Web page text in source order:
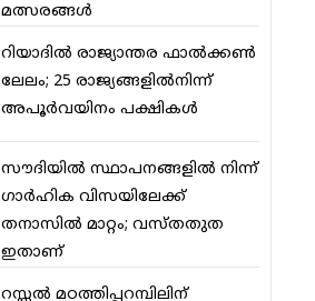
മത്സരങ്ങള്‍
റിയാദില്‍ രാജ്യാന്തര ഫാല്‍ക്കണ്‍
ലേലം; 25 രാജ്യങ്ങളില്‍നിന്ന്
അപൂര്‍വയിനം പക്ഷികള്‍
സൗദിയില്‍ സ്ഥാപനങ്ങളില്‍ നിന്ന്
ഗാര്‍ഹിക വിസയിലേക്ക്
തനാസില്‍ മാറ്റം; വസ്തതുത
ഇതാണ്
റസ്സല്‍ മഠത്തിപ്പറമ്പിലിന്